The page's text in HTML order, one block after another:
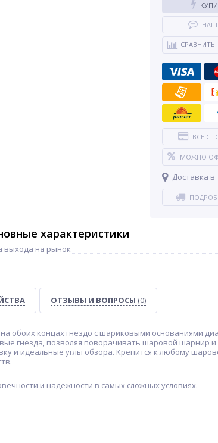
СРАВНИТЬ
ВСЕ
МОЖНО
Доставка в
характеристики
выхода на рынок
ОТЗЫВЫ И ВОПРОСЫ (0)
обоих концах гнездо с шариковыми основаниями
гнезда, позволяя поворачивать шаровой шарнир и
и идеальные углы обзора. Крепится к любому
и надежности в самых сложных условиях.